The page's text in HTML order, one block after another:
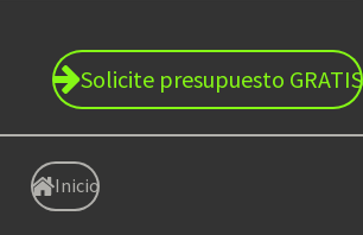
Solicite presupuesto GRATIS
Inicio